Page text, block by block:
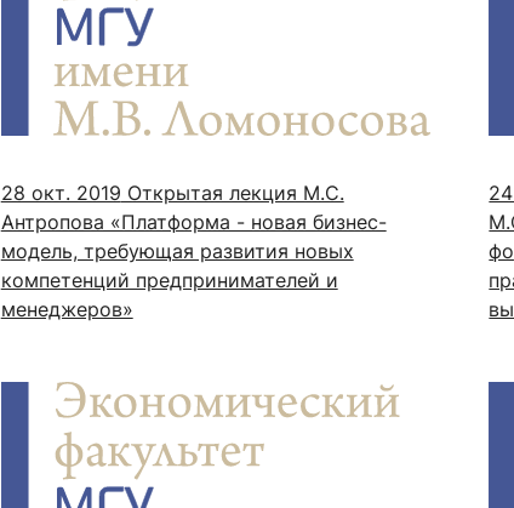
28 окт. 2019 Открытая лекция М.С.
Антропова «Платформа - новая бизнес-
модель, требующая развития новых
компетенций предпринимателей и
менеджеров»